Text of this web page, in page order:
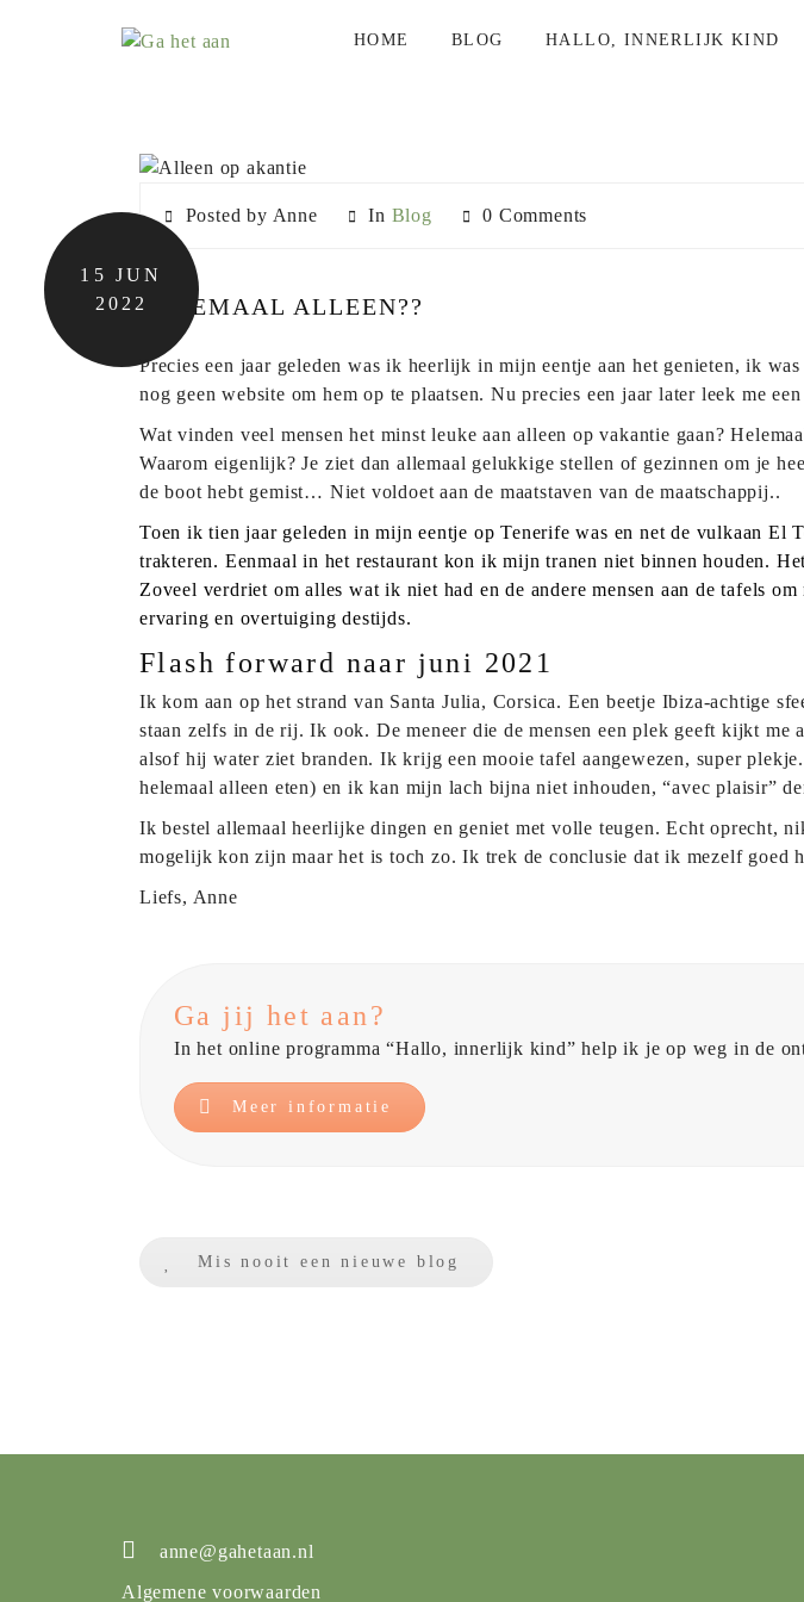
HOME BLOG HALLO, INNERLIJK KIND
BLOGS
15 JUN
2022
Posted by Anne In Blog 0 Comments
HELEMAAL ALLEEN??
Precies een jaar geleden was ik heerlijk in mijn eentje aan het genieten, ik
nog geen website om hem op te plaatsen. Nu precies een jaar later leek me
Wat vinden veel mensen het minst leuke aan alleen op vakantie gaan?
Waarom eigenlijk? Je ziet dan allemaal gelukkige stellen of gezinnen om je
de boot hebt gemist… Niet voldoet aan de maatstaven van de maatschappij..
Toen ik tien jaar geleden in mijn eentje op Tenerife was en net de vulkaan El
trakteren. Eenmaal in het restaurant kon ik mijn tranen niet binnen houden.
Zoveel verdriet om alles wat ik niet had en de andere mensen aan de tafels
ervaring en overtuiging destijds.
Flash forward naar juni 2021
Ik kom aan op het strand van Santa Julia, Corsica. Een beetje Ibiza-achtige
staan zelfs in de rij. Ik ook. De meneer die de mensen een plek geeft kijkt
alsof hij water ziet branden. Ik krijg een mooie tafel aangewezen, super
helemaal alleen eten) en ik kan mijn lach bijna niet inhouden, “avec plaisir”
Ik bestel allemaal heerlijke dingen en geniet met volle teugen. Echt oprecht,
mogelijk kon zijn maar het is toch zo. Ik trek de conclusie dat ik mezelf goed
Liefs, Anne
Ga jij het aan?
In het online programma “Hallo, innerlijk kind” help ik je op weg in de
Meer informatie
Mis nooit een nieuwe blog
anne@gahetaan.nl
Algemene voorwaarden